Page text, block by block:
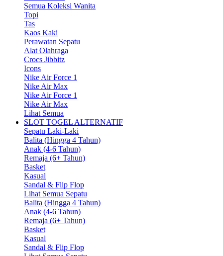
Semua Koleksi Wanita
Topi
Tas
Kaos Kaki
Perawatan Sepatu
Alat Olahraga
Crocs Jibbitz
Icons
Nike Air Force 1
Nike Air Max
Nike Air Force 1
Nike Air Max
Lihat Semua
SLOT TOGEL ALTERNATIF
Sepatu Laki-Laki
Balita (Hingga 4 Tahun)
Anak (4-6 Tahun)
Remaja (6+ Tahun)
Basket
Kasual
Sandal & Flip Flop
Lihat Semua Sepatu
Balita (Hingga 4 Tahun)
Anak (4-6 Tahun)
Remaja (6+ Tahun)
Basket
Kasual
Sandal & Flip Flop